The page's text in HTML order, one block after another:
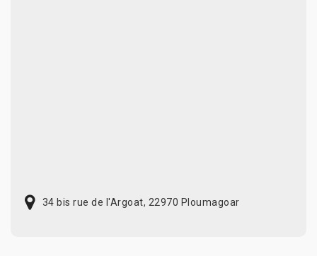
34 bis rue de l'Argoat, 22970 Ploumagoar